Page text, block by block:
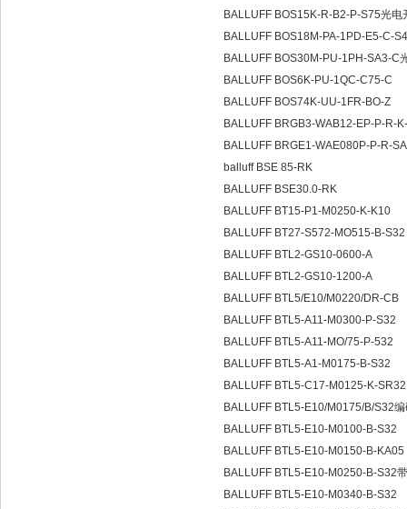
BALLUFF BOS15K-R-B2-P-S75光
BALLUFF BOS18M-PA-1PD-E5-C-
BALLUFF BOS30M-PU-1PH-SA3-C
BALLUFF BOS6K-PU-1QC-C75-C
BALLUFF BOS74K-UU-1FR-BO-Z
BALLUFF BRGB3-WAB12-EP-P-R-
BALLUFF BRGE1-WAE080P-P-R-
balluff BSE 85-RK
BALLUFF BSE30.0-RK
BALLUFF BT15-P1-M0250-K-K10
BALLUFF BT27-S572-MO515-B-S32
BALLUFF BTL2-GS10-0600-A
BALLUFF BTL2-GS10-1200-A
BALLUFF BTL5/E10/M0220/DR-CB
BALLUFF BTL5-A11-M0300-P-S32
BALLUFF BTL5-A11-MO/75-P-532
BALLUFF BTL5-A1-M0175-B-S32
BALLUFF BTL5-C17-M0125-K-
BALLUFF BTL5-E10/M0175/B/S32
BALLUFF BTL5-E10-M0100-B-S32
BALLUFF BTL5-E10-M0150-B-KA05
BALLUFF BTL5-E10-M0250-B-S32
BALLUFF BTL5-E10-M0340-B-S32